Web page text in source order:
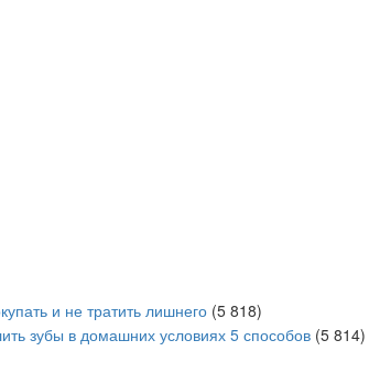
и не тратить лишнего (5 818)
зубы в домашних условиях 5 способов (5 814)